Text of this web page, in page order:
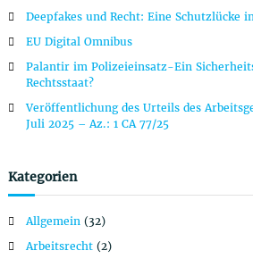
s
n
a
i
g
h
:
Deepfakes und Recht: Eine Schutzlücke
EU Digital Omnibus
Palantir im Polizeieinsatz-Ein
Rechtsstaat?
Veröffentlichung des Urteils des
Juli 2025 – Az.: 1 CA 77/25
Kategorien
Allgemein(32)
Arbeitsrecht(2)